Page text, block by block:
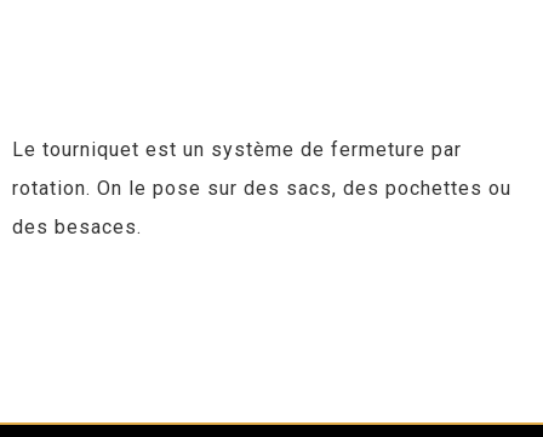
Le tourniquet est un système de fermeture par
rotation. On le pose sur des sacs, des pochettes ou
des besaces.